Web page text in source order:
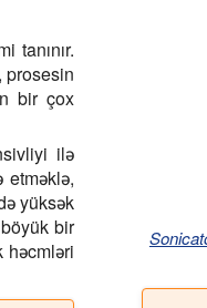
tanınır.
prosesin
bir çox
ilə
etməklə,
yüksək
bir
həcmləri